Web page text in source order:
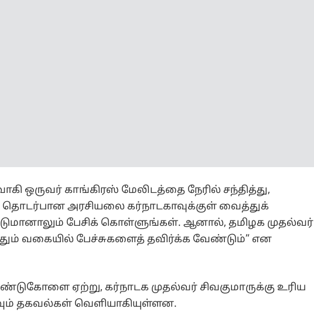
ஒருவர் காங்கிரஸ் மேலிடத்தை நேரில் சந்தித்து,
அரசியலை கர்நாடகாவுக்குள் வைத்துக்
பேசிக் கொள்ளுங்கள். ஆனால், தமிழக முதல்வர்
வகையில் பேச்சுகளைத் தவிர்க்க வேண்டும்” என
ஏற்று, கர்நாடக முதல்வர் சிவகுமாருக்கு உரிய
தகவல்கள் வெளியாகியுள்ளன.